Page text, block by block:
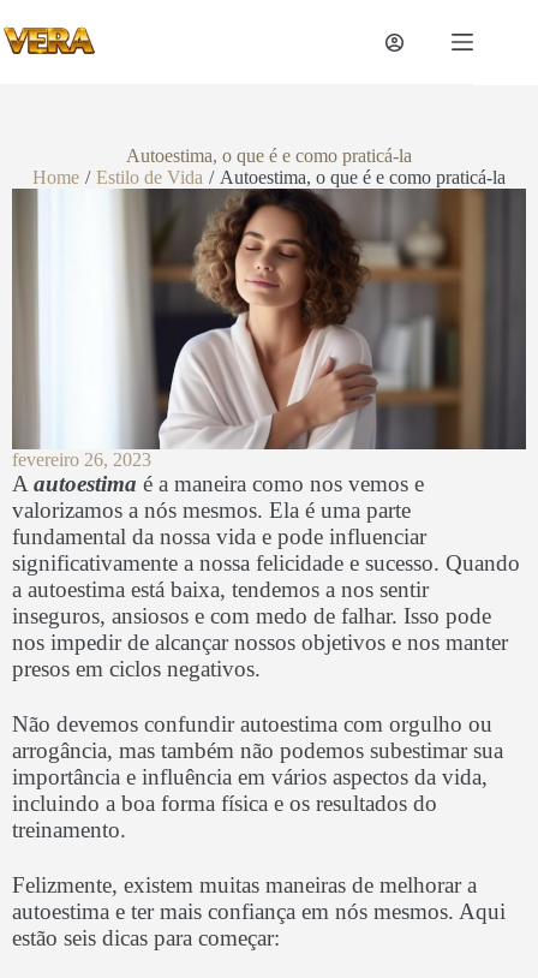
Autoestima, o que é e como praticá-la
Home / Estilo de Vida / Autoestima, o que é e como praticá-la
fevereiro 26, 2023
A autoestima é a maneira como nos vemos e
valorizamos a nós mesmos. Ela é uma parte
fundamental da nossa vida e pode influenciar
significativamente a nossa felicidade e sucesso. Quando
a autoestima está baixa, tendemos a nos sentir
inseguros, ansiosos e com medo de falhar. Isso pode
nos impedir de alcançar nossos objetivos e nos manter
presos em ciclos negativos.
Não devemos confundir autoestima com orgulho ou
arrogância, mas também não podemos subestimar sua
importância e influência em vários aspectos da vida,
incluindo a boa forma física e os resultados do
treinamento.
Felizmente, existem muitas maneiras de melhorar a
autoestima e ter mais confiança em nós mesmos. Aqui
estão seis dicas para começar: